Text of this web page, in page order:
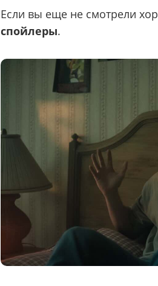
Если вы еще не смотрели
спойлеры.